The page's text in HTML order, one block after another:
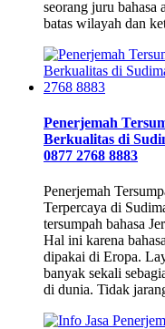
seorang juru bahasa
batas wilayah dan
Penerjemah
Berkualitas di
0877 2768 8883
Penerjemah
Terpercaya di
tersumpah bahasa
Hal ini karena
dipakai di Eropa.
banyak sekali
di dunia. Tidak